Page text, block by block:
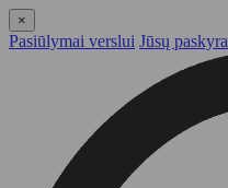
×
Pasiūlymai verslui Jūsų paskyra